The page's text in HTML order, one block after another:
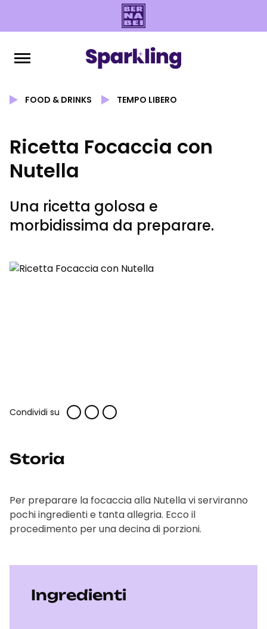
FOOD & DRINKS TEMPO LIBERO
Ricetta Focaccia con
Nutella
Una ricetta golosa e
morbidissima da preparare.
Condividi su
Storia
Per preparare la focaccia alla Nutella vi serviranno
pochi ingredienti e tanta allegria. Ecco il
procedimento per una decina di porzioni.
Ingredienti